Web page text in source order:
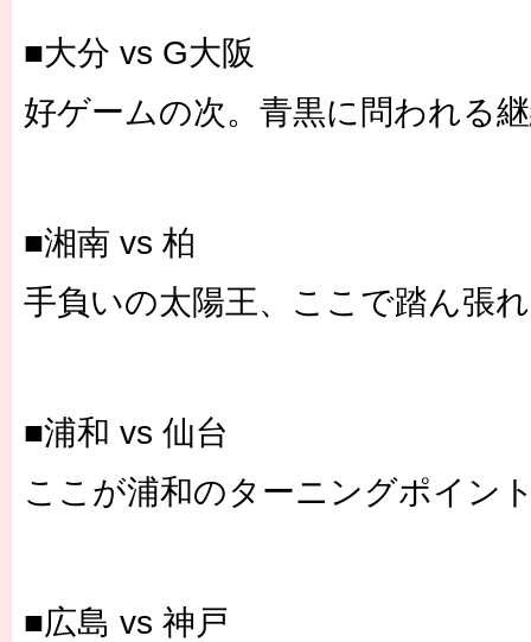
■大分 vs G大阪
好ゲームの次。青黒に問われる
■湘南 vs 柏
手負いの太陽王、ここで踏ん張
■浦和 vs 仙台
ここが浦和のターニングポイン
■広島 vs 神戸